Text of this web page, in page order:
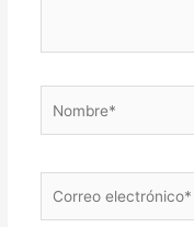
electrónico*